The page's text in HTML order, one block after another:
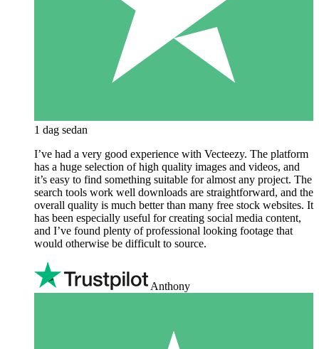
1 dag sedan
I’ve had a very good experience with Vecteezy. The platform
has a huge selection of high quality images and videos, and
it’s easy to find something suitable for almost any project. The
search tools work well downloads are straightforward, and the
overall quality is much better than many free stock websites. It
has been especially useful for creating social media content,
and I’ve found plenty of professional looking footage that
would otherwise be difficult to source.
Anthony